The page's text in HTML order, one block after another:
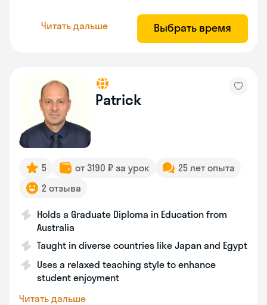
Читать дальше Выбрать время
Patrick
5 от 3190 ₽ за урок
25 лет опыта
2 отзыва
Holds a Graduate Diploma in Education from
Australia
Taught in diverse countries like Japan and Egypt
Uses a relaxed teaching style to enhance
student enjoyment
Читать дальше